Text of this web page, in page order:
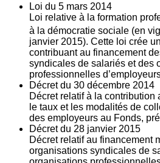
Loi du 5 mars 2014
Loi relative à la formation
à la démocratie sociale (en
janvier 2015). Cette loi crée
contribuant au financement
syndicales de salariés et des
professionnelles
Décret du 30 décembre 2014
Décret relatif à la contribution
le taux et les modalités de
des employeurs au Fonds,
Décret du 28 janvier 2015
Décret relatif au financement
organisations syndicales de